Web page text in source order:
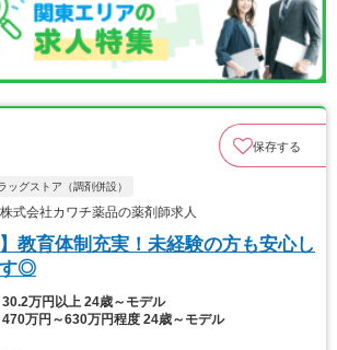
保存する
ッグストア（調剤併設）
会社カワチ薬品の薬剤師求人
教育体制充実！未経験の方も安心し
す◎
30.2万円以上 24歳～モデル
470万円～630万円程度 24歳～モデル